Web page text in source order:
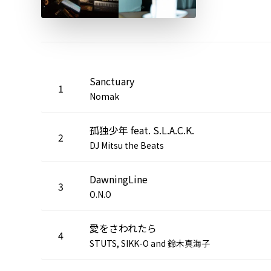
1 Sanctuary
Nomak
2 孤独少年 feat. S.L.A.C.K.
DJ Mitsu the Beats
3 DawningLine
O.N.O
4 愛をさわれたら
STUTS, SIKK-O and 鈴木真海子